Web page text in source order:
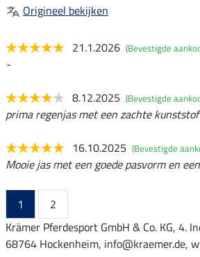
Origineel bekijken
21.1.2026 (Bevestigde
-
8.12.2025 (Bevestigde
prima regenjas met een zachte
16.10.2025 (Bevestigde
Mooie jas met een goede pasvorm en
1
2
Krämer Pferdesport GmbH & Co. KG, 4.
68764 Hockenheim, info@kraemer.de,